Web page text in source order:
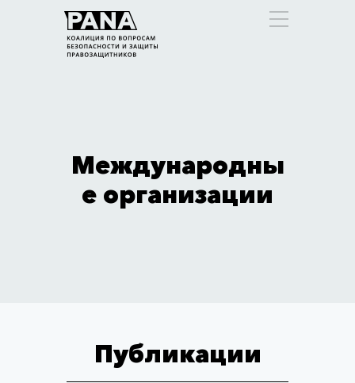
Международны
е организации
Публикации